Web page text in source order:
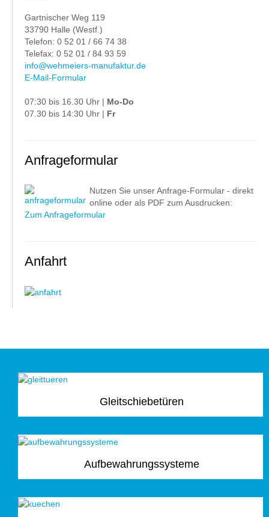
Gartnischer Weg 119
33790 Halle (Westf.)
Telefon: 0 52 01 / 66 74 38
Telefax: 0 52 01 / 84 93 59
info@wehmeiers-manufaktur.de
E-Mail-Formular
07:30 bis 16.30 Uhr | Mo-Do
07.30 bis 14:30 Uhr | Fr
Anfrageformular
Nutzen Sie unser Anfrage-Formular - direkt
online oder als PDF zum Ausdrucken:
Zum Anfrageformular
Anfahrt
Gleitschiebetüren
Aufbewahrungssysteme